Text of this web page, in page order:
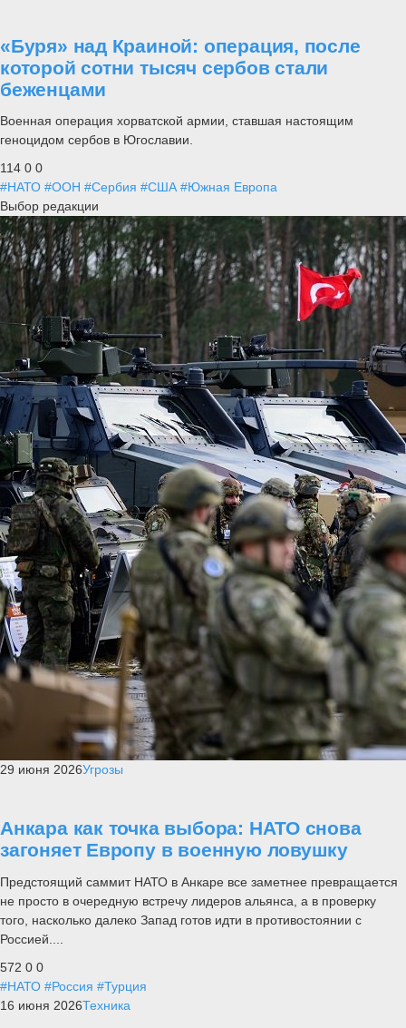
«Буря» над Краиной: операция, после
которой сотни тысяч сербов стали
беженцами
Военная операция хорватской армии, ставшая настоящим
геноцидом сербов в Югославии.
114 0 0
#НАТО #ООН #Сербия #США #Южная Европа
Выбор редакции
29 июня 2026Угрозы
Анкара как точка выбора: НАТО снова
загоняет Европу в военную ловушку
Предстоящий саммит НАТО в Анкаре все заметнее превращается
не просто в очередную встречу лидеров альянса, а в проверку
того, насколько далеко Запад готов идти в противостоянии с
Россией....
572 0 0
#НАТО #Россия #Турция
16 июня 2026Техника